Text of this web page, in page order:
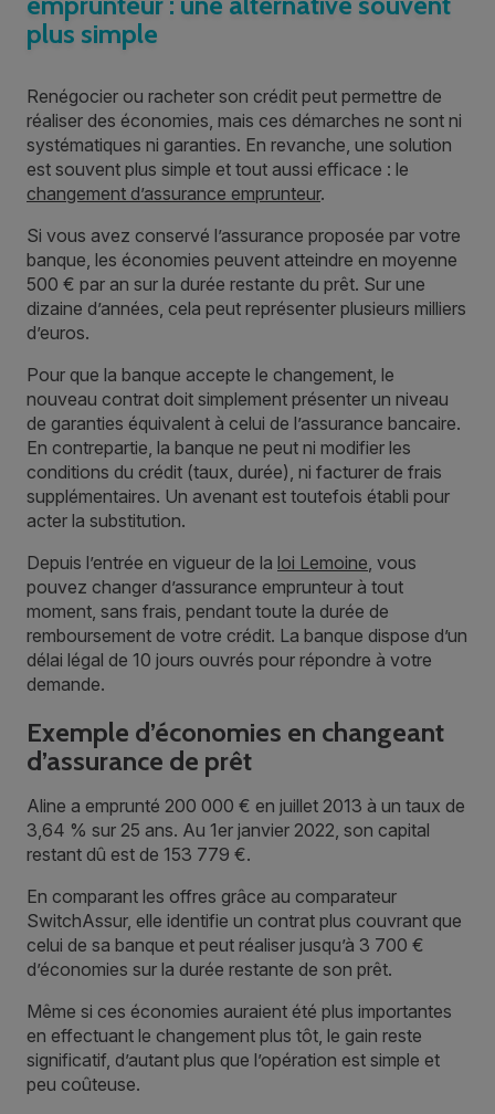
plus simple
Renégocier ou racheter son crédit peut permettre de
réaliser des économies, mais ces démarches ne sont ni
systématiques ni garanties. En revanche, une solution
est souvent plus simple et tout aussi efficace : le
changement d’assurance emprunteur.
Si vous avez conservé l’assurance proposée par votre
banque, les économies peuvent atteindre en moyenne
500 € par an sur la durée restante du prêt. Sur une
dizaine d’années, cela peut représenter plusieurs milliers
d’euros.
Pour que la banque accepte le changement, le
nouveau contrat doit simplement présenter un niveau
de garanties équivalent à celui de l’assurance bancaire.
En contrepartie, la banque ne peut ni modifier les
conditions du crédit (taux, durée), ni facturer de frais
supplémentaires. Un avenant est toutefois établi pour
acter la substitution.
Depuis l’entrée en vigueur de la loi Lemoine , vous
pouvez changer d’assurance emprunteur à tout
moment, sans frais, pendant toute la durée de
remboursement de votre crédit. La banque dispose d’un
délai légal de 10 jours ouvrés pour répondre à votre
demande.
Exemple d’économies en changeant
d’assurance de prêt
Aline a emprunté 200 000 € en juillet 2013 à un taux de
3,64 % sur 25 ans. Au 1er janvier 2022, son capital
restant dû est de 153 779 €.
En comparant les offres grâce au comparateur
SwitchAssur, elle identifie un contrat plus couvrant que
celui de sa banque et peut réaliser jusqu’à 3 700 €
d’économies sur la durée restante de son prêt.
Même si ces économies auraient été plus importantes
en effectuant le changement plus tôt, le gain reste
significatif, d’autant plus que l’opération est simple et
peu coûteuse.